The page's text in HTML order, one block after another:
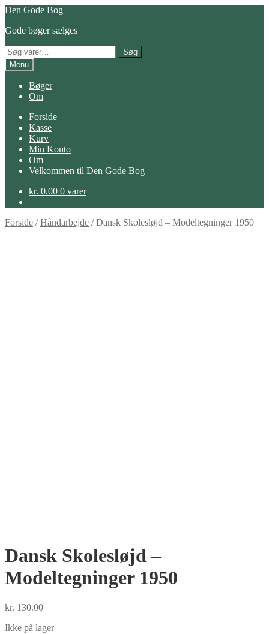
Spring
navigation
Spring
indhold
Den Gode Bog
Gode bøger sælges
Søg
efter:
Søg
Menu
Bøger
Om
Forside
Kasse
Kurv
Min Konto
Om
Velkommen til Den Gode Bog
kr. 0.00 0 varer
Forside /Håndarbejde /Dansk Skolesløjd – Modeltegninger 1950
Dansk Skolesløjd –
Modeltegninger 1950
kr. 130.00
Ikke på lager